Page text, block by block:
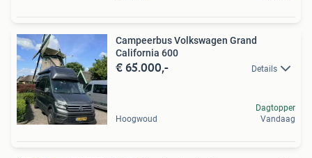
Campeerbus Volkswagen Grand
California 600
€ 65.000,- Details
Hoogwoud
Dagtopper
Vandaag